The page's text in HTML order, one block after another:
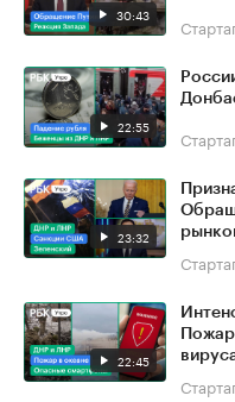
30:43
22:55
23:32
22:45